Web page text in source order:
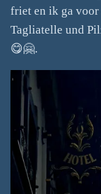
friet en ik ga voor
Tagliatelle und
😋🤗.